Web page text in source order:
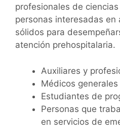
profesionales de
personas interesadas en
sólidos para
atención prehospitalaria.
Auxiliares y
Médicos
Estudiantes de
Personas que
en servicios de